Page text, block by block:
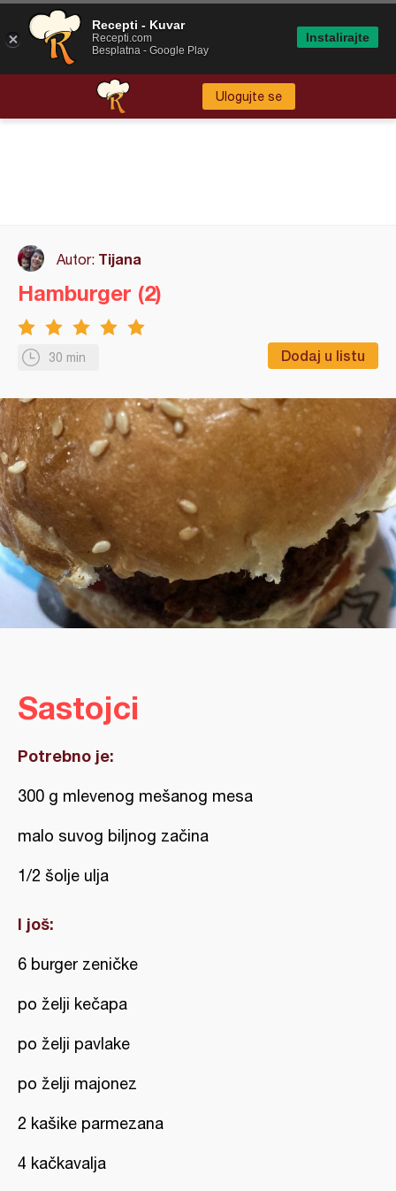
Ulogujte se
Autor: Tijana
30 min Dodaj u listu
Hamburger (2)
Sastojci
Potrebno je:
300 g mlevenog mešanog mesa
malo suvog biljnog začina
1/2 šolje ulja
I još:
6 burger zeničke
po želji kečapa
po želji pavlake
po želji majonez
2 kašike parmezana
4 kačkavalja
Recepti - Kuvar
Recepti.com
Besplatna - Google Play
Instalirajte